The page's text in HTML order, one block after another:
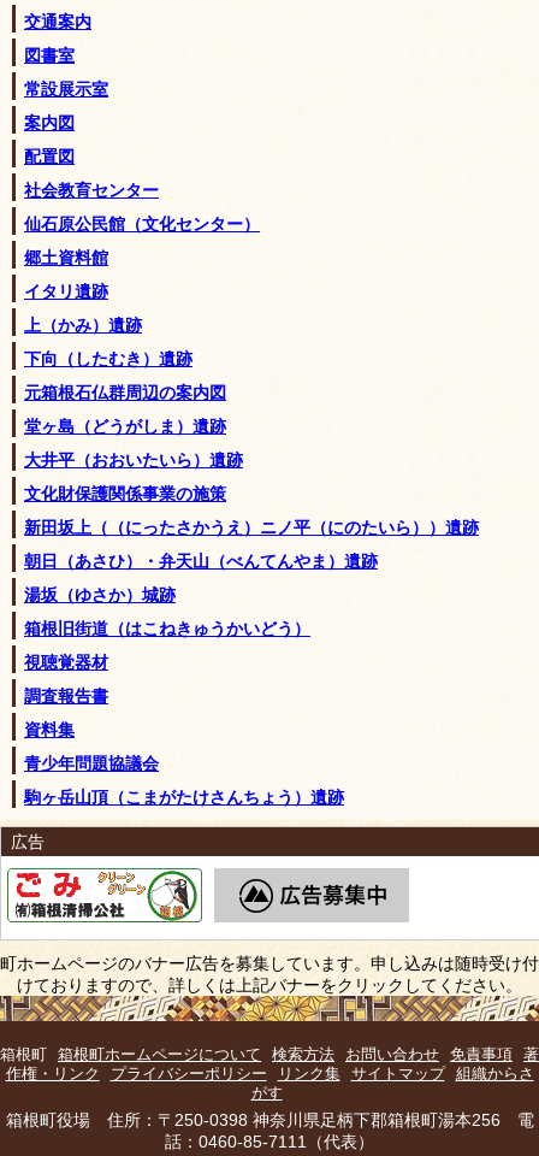
交通案内
図書室
常設展示室
案内図
配置図
社会教育センター
仙石原公民館（文化センター）
郷土資料館
イタリ遺跡
上（かみ）遺跡
下向（したむき）遺跡
元箱根石仏群周辺の案内図
堂ヶ島（どうがしま）遺跡
大井平（おおいたいら）遺跡
文化財保護関係事業の施策
新田坂上（（にったさかうえ）ニノ平（にのたいら））遺跡
朝日（あさひ）・弁天山（べんてんやま）遺跡
湯坂（ゆさか）城跡
箱根旧街道（はこねきゅうかいどう）
視聴覚器材
調査報告書
資料集
青少年問題協議会
駒ヶ岳山頂（こまがたけさんちょう）遺跡
広告
町ホームページのバナー広告を募集しています。申し込みは随時受け付
けておりますので、詳しくは上記バナーをクリックしてください。
箱根町 箱根町ホームページについて 検索方法 お問い合わせ 免責事項 著
作権・リンク
プライバシーポリシー リンク集 サイトマップ
組織からさ
がす
箱根町役場 住所：〒250-0398 神奈川県足柄下郡箱根町湯本256 電
話：0460-85-7111（代表）